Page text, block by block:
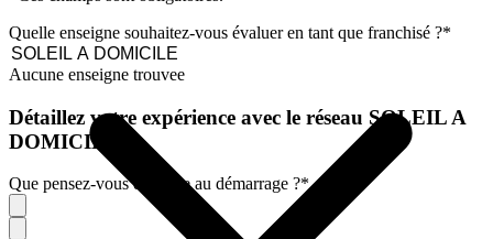
Quelle enseigne souhaitez-vous évaluer en tant que franchisé ?*
Aucune enseigne trouvee
Détaillez votre expérience avec le réseau SOLEIL A
DOMICILE
Que pensez-vous de l'aide au démarrage ?*